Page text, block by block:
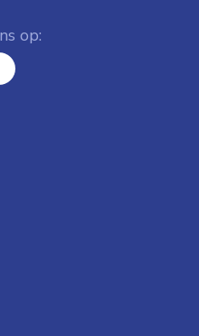
op: